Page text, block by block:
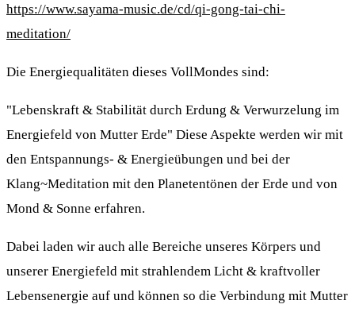
https://www.sayama-music.de/cd/qi-gong-tai-chi-
meditation/
Die Energiequalitäten dieses VollMondes sind:
"Lebenskraft & Stabilität durch Erdung & Verwurzelung im
Energiefeld von Mutter Erde" Diese Aspekte werden wir mit
den Entspannungs- & Energieübungen und bei der
Klang~Meditation mit den Planetentönen der Erde und von
Mond & Sonne erfahren.
Dabei laden wir auch alle Bereiche unseres Körpers und
unserer Energiefeld mit strahlendem Licht & kraftvoller
Lebensenergie auf und können so die Verbindung mit Mutter